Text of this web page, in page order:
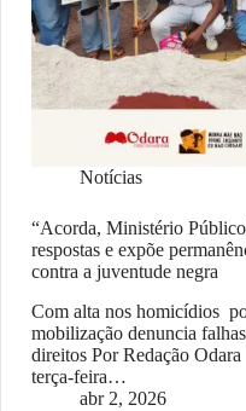
Notícias
“Acorda, Ministério
respostas e expõe
contra a juventude negra
Com alta nos homicídios
mobilização denuncia
direitos Por Redação
terça-feira…
abr 2, 2026